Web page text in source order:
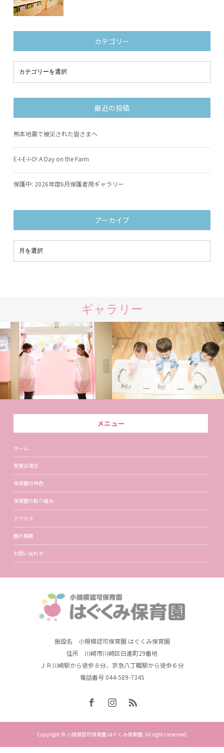
カテゴリー
最近の投稿
熊本地震で被災された皆さまへ
E-I-E-I-O! A Day on the Farm
保護中: 2026年度6月保護者用ギャラリー
アーカイブ
ギャラリー
メニュー
ホーム
育愛会理念
保育園の特色
保育園の取り組み
アクセス
園の概要
お問い合わせ
施設名 小規模認可保育園 はぐくみ保育園
住所 川崎市川崎区日進町29番地
ＪＲ川崎駅から徒歩８分、京急八丁畷駅から徒歩６分
電話番号 044-589-7345
Copyright © 小規模認可保育園 はぐくみ保育園. All rights reserved.